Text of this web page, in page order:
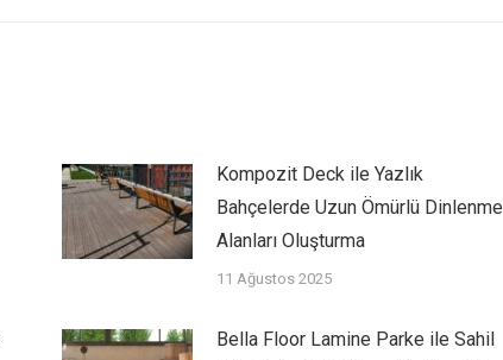
Kompozit Deck ile Yazlık
Bahçelerde Uzun Ömürlü Dinlenme
Alanları Oluşturma
11 Ağustos 2025
Bella Floor Lamine Parke ile Sahil